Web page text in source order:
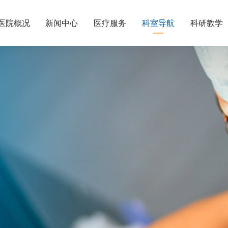
院概况 新闻中心 医疗服务 科室导航 科研教学